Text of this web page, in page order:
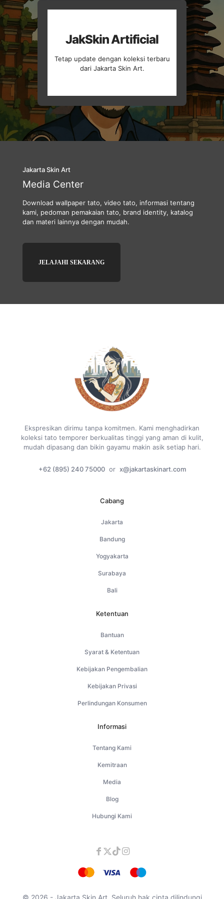
JakSkin Artificial
Tetap update dengan koleksi terbaru
dari Jakarta Skin Art.
Jakarta Skin Art
Media Center
Download wallpaper tato, video tato, informasi tentang
kami, pedoman pemakaian tato, brand identity, katalog
dan materi lainnya dengan mudah.
JELAJAHI SEKARANG
Ekspresikan dirimu tanpa komitmen. Kami menghadirkan
koleksi tato temporer berkualitas tinggi yang aman di kulit,
mudah dipasang dan bikin gayamu makin asik setiap hari.
+62 (895) 240 75000 or x@jakartaskinart.com
Cabang
Jakarta
Bandung
Yogyakarta
Surabaya
Bali
Ketentuan
Bantuan
Syarat & Ketentuan
Kebijakan Pengembalian
Kebijakan Privasi
Perlindungan Konsumen
Informasi
Tentang Kami
Kemitraan
Media
Blog
Hubungi Kami
© 2026 - Jakarta Skin Art. Seluruh hak cipta dilindungi